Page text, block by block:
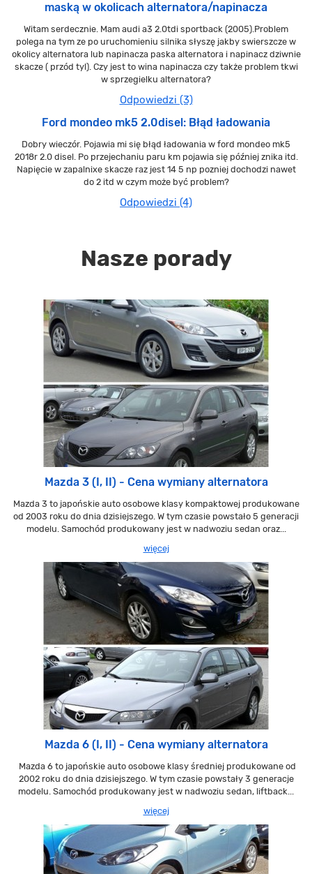
maską w okolicach alternatora/napinacza
Witam serdecznie. Mam audi a3 2.0tdi sportback (2005).Problem
polega na tym ze po uruchomieniu silnika słyszę jakby swierszcze w
okolicy alternatora lub napinacza paska alternatora i napinacz dziwnie
skacze ( przód tyl). Czy jest to wina napinacza czy także problem tkwi
w sprzegielku alternatora?
Odpowiedzi (3)
Ford mondeo mk5 2.0disel: Błąd ładowania
Dobry wieczór. Pojawia mi się błąd ładowania w ford mondeo mk5
2018r 2.0 disel. Po przejechaniu paru km pojawia się później znika itd.
Napięcie w zapalnixe skacze raz jest 14 5 np pozniej dochodzi nawet
do 2 itd w czym może być problem?
Odpowiedzi (4)
Nasze porady
Mazda 3 (I, II) - Cena wymiany alternatora
Mazda 3 to japońskie auto osobowe klasy kompaktowej produkowane
od 2003 roku do dnia dzisiejszego. W tym czasie powstało 5 generacji
modelu. Samochód produkowany jest w nadwoziu sedan oraz...
więcej
Mazda 6 (I, II) - Cena wymiany alternatora
Mazda 6 to japońskie auto osobowe klasy średniej produkowane od
2002 roku do dnia dzisiejszego. W tym czasie powstały 3 generacje
modelu. Samochód produkowany jest w nadwoziu sedan, liftback...
więcej